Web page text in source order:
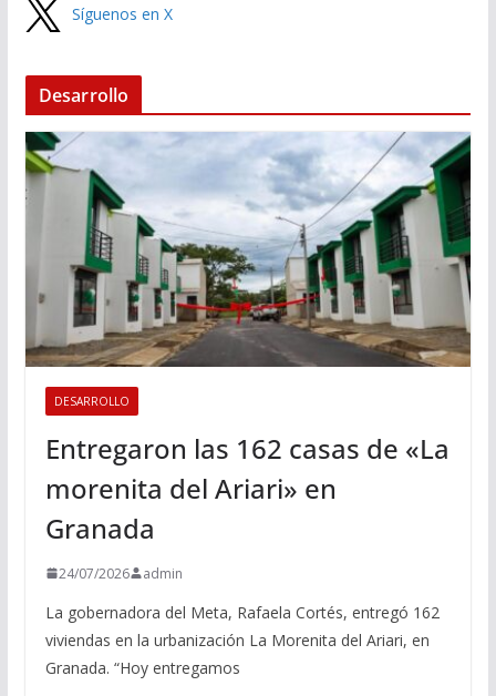
Síguenos en X
Desarrollo
DESARROLLO
Entregaron las 162 casas de «La
morenita del Ariari» en
Granada
24/07/2026 admin
La gobernadora del Meta, Rafaela Cortés, entregó 162
viviendas en la urbanización La Morenita del Ariari, en
Granada. “Hoy entregamos